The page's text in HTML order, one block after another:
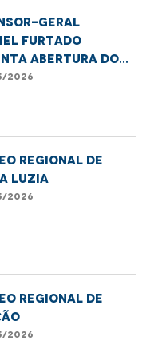
geral
Furtado
abertura do
2026 com
2026
REGIONAL DE
LUZIA
2026
REGIONAL DE
2026